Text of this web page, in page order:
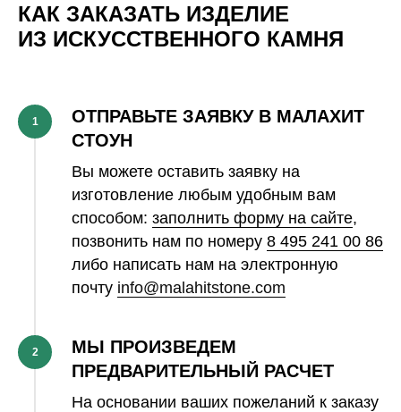
КАК ЗАКАЗАТЬ ИЗДЕЛИЕ
ИЗ ИСКУССТВЕННОГО КАМНЯ
1
ОТПРАВЬТЕ ЗАЯВКУ В МАЛАХИТ
СТОУН
Вы можете оставить заявку на
изготовление любым удобным вам
способом: заполнить форму на сайте,
позвонить нам по номеру 8 495 241 00 86
либо написать нам на электронную
почту info@malahitstone.com
2
МЫ ПРОИЗВЕДЕМ
ПРЕДВАРИТЕЛЬНЫЙ РАСЧЕТ
На основании ваших пожеланий к заказу